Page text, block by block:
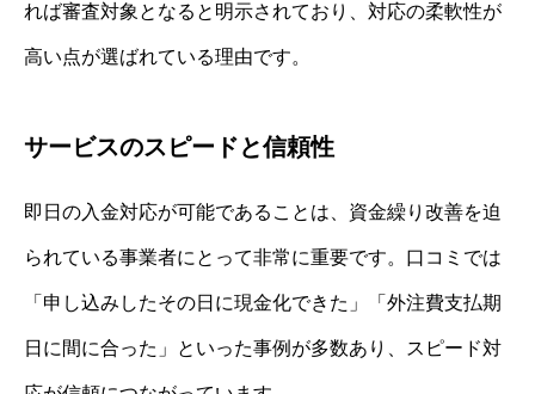
れば審査対象となると明示されており、対応の柔軟性が
高い点が選ばれている理由です。
サービスのスピードと信頼性
即日の入金対応が可能であることは、資金繰り改善を迫
られている事業者にとって非常に重要です。口コミでは
「申し込みしたその日に現金化できた」「外注費支払期
日に間に合った」といった事例が多数あり、スピード対